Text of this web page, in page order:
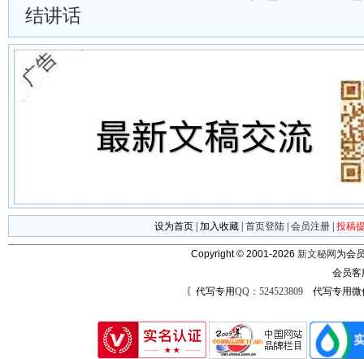
结讲话
设为首页 加入收藏 首页登陆 会员注册 投稿
Copyright © 2001-2026 新文秘网 为会
会员
〖代写专用QQ：524523809代写专用微